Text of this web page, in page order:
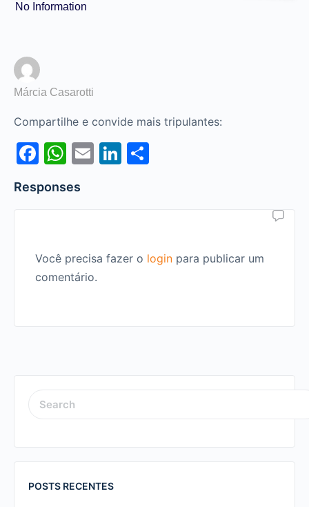
No Information
Márcia Casarotti
Compartilhe e convide mais tripulantes:
Facebook
WhatsApp
EmailLinkedIn
Responses
Você precisa fazer o login para publicar um
comentário.
SEARCH
FOR:
POSTS RECENTES